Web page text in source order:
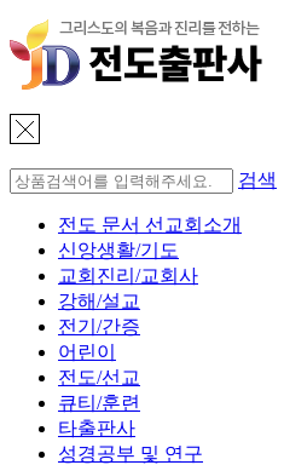
검색
전도 문서 선교회소개
신앙생활/기도
교회진리/교회사
강해/설교
전기/간증
어린이
전도/선교
큐티/훈련
타출판사
성경공부 및 연구